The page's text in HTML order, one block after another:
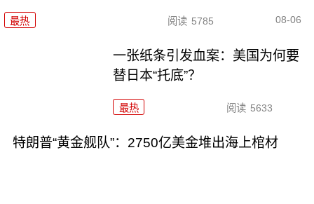
最热 阅读 5785 08-06
一张纸条引发血案：美国为何要
替日本“托底”？
最热 阅读 5633
特朗普“黄金舰队”：2750亿美金堆出海上棺材